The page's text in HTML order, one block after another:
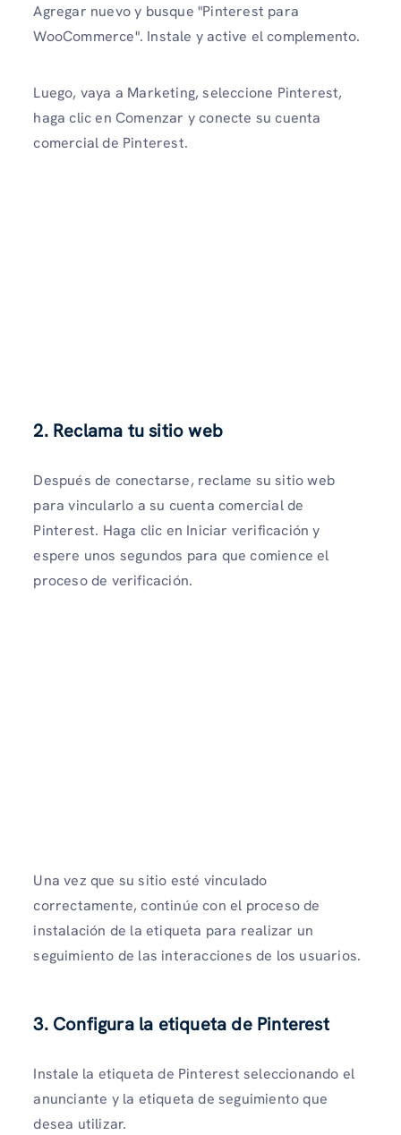
Agregar nuevo y busque "Pinterest para
WooCommerce". Instale y active el complemento.
Luego, vaya a Marketing, seleccione Pinterest,
haga clic en Comenzar y conecte su cuenta
comercial de Pinterest.
2. Reclama tu sitio web
Después de conectarse, reclame su sitio web
para vincularlo a su cuenta comercial de
Pinterest. Haga clic en Iniciar verificación y
espere unos segundos para que comience el
proceso de verificación.
Una vez que su sitio esté vinculado
correctamente, continúe con el proceso de
instalación de la etiqueta para realizar un
seguimiento de las interacciones de los usuarios.
3. Configura la etiqueta de Pinterest
Instale la etiqueta de Pinterest seleccionando el
anunciante y la etiqueta de seguimiento que
desea utilizar.